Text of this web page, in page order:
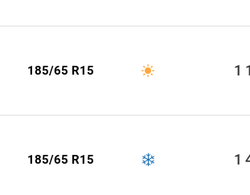
185/65 R15 1
185/65 R15 1